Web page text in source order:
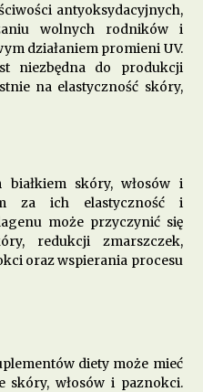
warto stosować, by poprawić
i paznokci?
antyoksydacyjnych,
wolnych rodników i
działaniem promieni UV.
niezbędna do produkcji
na elastyczność skóry,
białkiem skóry, włosów i
za ich elastyczność i
może przyczynić się
redukcji zmarszczek,
oraz wspierania procesu
diety może mieć
skóry, włosów i paznokci.